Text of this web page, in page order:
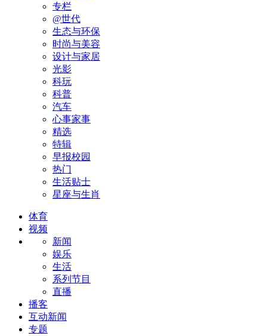
专栏
@世代
生态与环保
时尚与美容
设计与家居
光影
科玩
科普
汽车
心事家事
精选
特辑
早报校园
热门
生活贴士
星座与生肖
体育
视频
新闻
娱乐
生活
系列节目
直播
播客
互动新闻
专题